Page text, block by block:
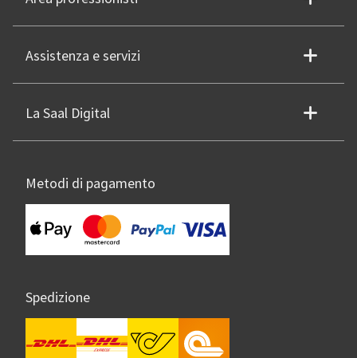
Assistenza e servizi
La Saal Digital
Metodi di pagamento
Spedizione